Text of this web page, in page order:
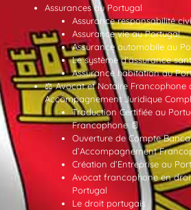
Assurances au Portugal
Assurance responsabilité
Assurance vie au Portugal
Assurance automobile au
Le système d’assurance
Assurance habitation au
⚖️ Avocat et Notaire Francophone
Accompagnement Juridique
Traduction Certifiée au
Francophone 📄
Ouverture de Compte
d’Accompagnement
Création d’Entreprise au
Avocat francophone en
Portugal
Le droit portugais